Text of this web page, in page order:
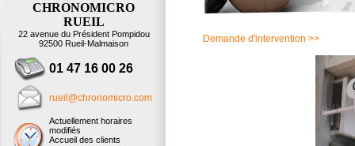
CHRONOMICRO
RUEIL
22 avenue du Président Pompidou
92500 Rueil-Malmaison
01 47 16 00 26
rueil@chronomicro.com
Actuellement horaires
modifiés
Accueil des clients
Demande d'intervention >>